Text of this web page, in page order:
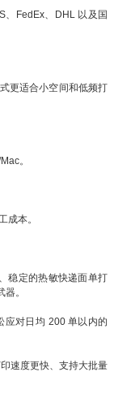
、FedEx、DHL 以及国
更适合小空间和低频打
。
成本。
稳定的热敏快递面单打
。
应对日均 200 单以内的
速度更快、支持大批量